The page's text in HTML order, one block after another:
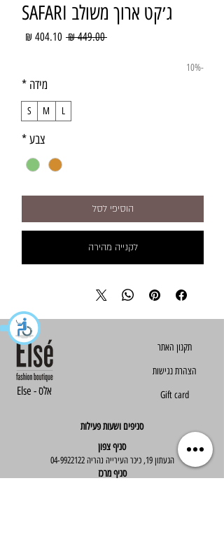
ג׳קט ארוך משולב SAFARI
‏449.00 ‏₪
מחיר
-10%
מידה *
L
M
S
צבע*
הוסיפי לסל
לקנייה מהירה
Else - אלס
תקנון האתר​​
הצהרת נגישות
Gift card
סניפים ושעות פעילות
סניף צפון
הגעתון 19, כיכר העירייה נהריה 04-9922122
סניף מרכז